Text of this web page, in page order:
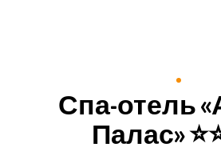
Спа-отель
Палас»